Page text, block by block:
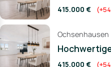
415.000 €
Ochsenhausen
415.000 €